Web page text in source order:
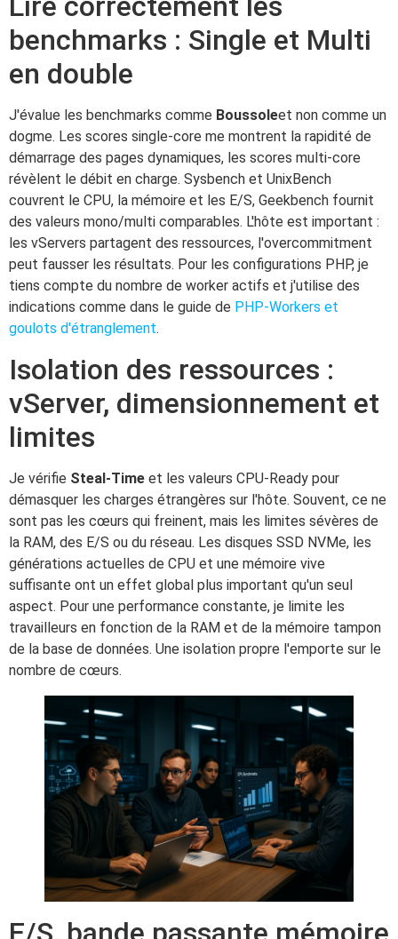
benchmarks : Single et Multi
en double
J'évalue les benchmarks comme Boussoleet non comme un
dogme. Les scores single-core me montrent la rapidité de
démarrage des pages dynamiques, les scores multi-core
révèlent le débit en charge. Sysbench et UnixBench
couvrent le CPU, la mémoire et les E/S, Geekbench fournit
des valeurs mono/multi comparables. L'hôte est important :
les vServers partagent des ressources, l'overcommitment
peut fausser les résultats. Pour les configurations PHP, je
tiens compte du nombre de worker actifs et j'utilise des
indications comme dans le guide de PHP-Workers et
goulots d'étranglement.
Isolation des ressources :
vServer, dimensionnement et
limites
Je vérifie Steal-Time et les valeurs CPU-Ready pour
démasquer les charges étrangères sur l'hôte. Souvent, ce ne
sont pas les cœurs qui freinent, mais les limites sévères de
la RAM, des E/S ou du réseau. Les disques SSD NVMe, les
générations actuelles de CPU et une mémoire vive
suffisante ont un effet global plus important qu'un seul
aspect. Pour une performance constante, je limite les
travailleurs en fonction de la RAM et de la mémoire tampon
de la base de données. Une isolation propre l'emporte sur le
nombre de cœurs.